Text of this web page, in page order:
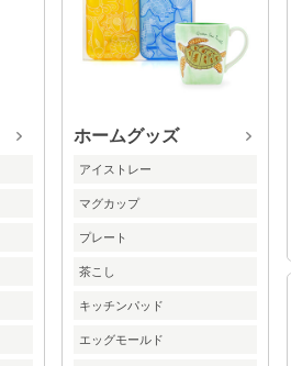
ホームグッズ
アイストレー
マグカップ
プレート
茶こし
キッチンパッド
エッグモールド